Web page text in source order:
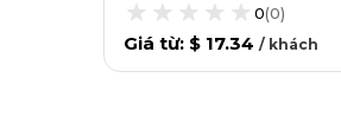
0(0)
Giá từ: $ 17.34 / khách